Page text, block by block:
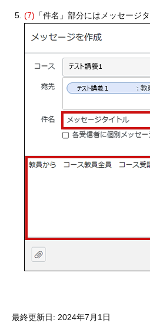
(7) 「件名」部分にはメッセージ
最終更新日: 2024年7月1日